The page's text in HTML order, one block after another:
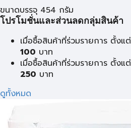
ขนาดบรรจุ 454 กรัม
โปรโมชั่นและส่วนลดกลุ่มสินค้า
เมื่อซื้อสินค้าที่ร่วมรายการ ตั้งแต่
100 บาท
เมื่อซื้อสินค้าที่ร่วมรายการ ตั้งแต่
250 บาท
ดูทั้งหมด